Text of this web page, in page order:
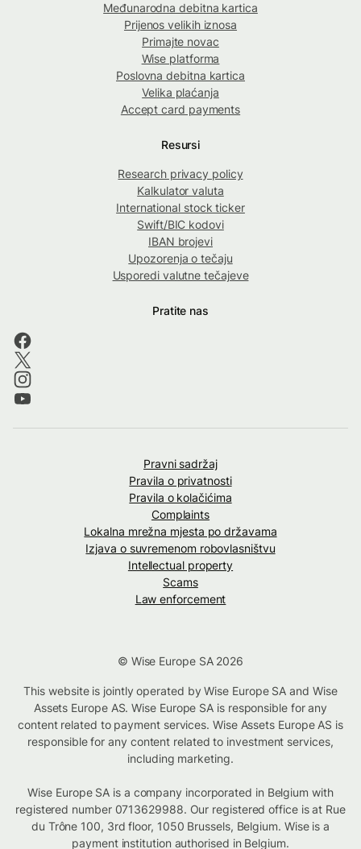
Međunarodna debitna kartica
Prijenos velikih iznosa
Primajte novac
Wise platforma
Poslovna debitna kartica
Velika plaćanja
Accept card payments
Resursi
Research privacy policy
Kalkulator valuta
International stock ticker
Swift/BIC kodovi
IBAN brojevi
Upozorenja o tečaju
Usporedi valutne tečajeve
Pratite nas
Pravni sadržaj
Pravila o privatnosti
Pravila o kolačićima
Complaints
Lokalna mrežna mjesta po državama
Izjava o suvremenom robovlasništvu
Intellectual property
Scams
Law enforcement
© Wise Europe SA 2026
This website is jointly operated by Wise Europe SA and Wise
Assets Europe AS. Wise Europe SA is responsible for any
content related to payment services. Wise Assets Europe AS is
responsible for any content related to investment services,
including marketing.
Wise Europe SA is a company incorporated in Belgium with
registered number 0713629988. Our registered office is at Rue
du Trône 100, 3rd floor, 1050 Brussels, Belgium. Wise is a
payment institution authorised in Belgium.